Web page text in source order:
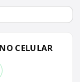
CELULAR